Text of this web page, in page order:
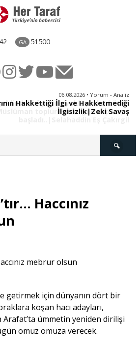
GA 51500
06.08.2026 • Yorum - Analiz
Hakkettiği İlgi ve Hakketmediği
İlgisizlik|Zeki Savaş
Ekonomi
Haccınız
getirmek için dünyanın dört bir
koşan hacı adayları,
Arafat’ta ümmetin yeniden dirilişi
omuz omuza verecek.